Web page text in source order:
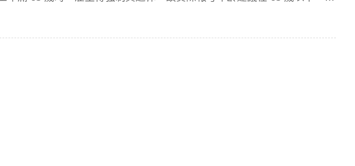
針對 65 歲以上之勞工，亦得以「定期勞動契約」方式僱用，這為高齡